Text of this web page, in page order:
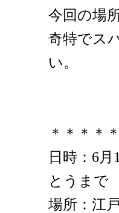
今回の場
奇特でス
い。
＊＊＊＊
日時：6
とうまで
場所：江